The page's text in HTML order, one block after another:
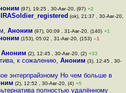
(97), 19:25 , 30-Авг-20, (97) +2
IRASoldier_registered (ok), 21:37 , 30-Авг-20,
, Аноним (97), 00:09 , 31-Авг-20, (140) +1
(153), 05:02 , 31-Авг-20, (153) –1
Аноним (2), 12:45 , 30-Авг-20, (2) +33
к сожалению, Аноним (3), 12:45 , 30-
энтерпрайзному Но чем больше в
(2), 12:52 , 30-Авг-20, (4) +5
полностью удалённому